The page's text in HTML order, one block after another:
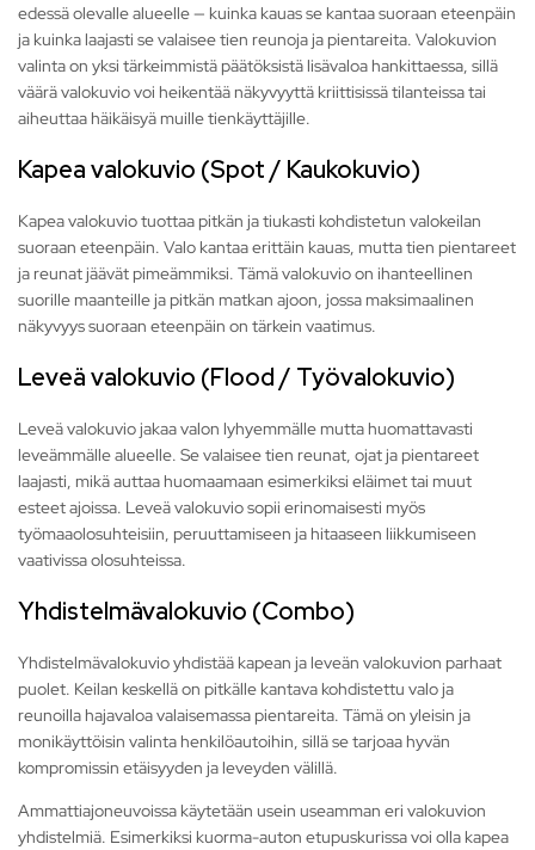
edessä olevalle alueelle — kuinka kauas se kantaa suoraan eteenpäin
ja kuinka laajasti se valaisee tien reunoja ja pientareita. Valokuvion
valinta on yksi tärkeimmistä päätöksistä lisävaloa hankittaessa, sillä
väärä valokuvio voi heikentää näkyvyyttä kriittisissä tilanteissa tai
aiheuttaa häikäisyä muille tienkäyttäjille.
Kapea valokuvio (Spot / Kaukokuvio)
Kapea valokuvio tuottaa pitkän ja tiukasti kohdistetun valokeilan
suoraan eteenpäin. Valo kantaa erittäin kauas, mutta tien pientareet
ja reunat jäävät pimeämmiksi. Tämä valokuvio on ihanteellinen
suorille maanteille ja pitkän matkan ajoon, jossa maksimaalinen
näkyvyys suoraan eteenpäin on tärkein vaatimus.
Leveä valokuvio (Flood / Työvalokuvio)
Leveä valokuvio jakaa valon lyhyemmälle mutta huomattavasti
leveämmälle alueelle. Se valaisee tien reunat, ojat ja pientareet
laajasti, mikä auttaa huomaamaan esimerkiksi eläimet tai muut
esteet ajoissa. Leveä valokuvio sopii erinomaisesti myös
työmaaolosuhteisiin, peruuttamiseen ja hitaaseen liikkumiseen
vaativissa olosuhteissa.
Yhdistelmävalokuvio (Combo)
Yhdistelmävalokuvio yhdistää kapean ja leveän valokuvion parhaat
puolet. Keilan keskellä on pitkälle kantava kohdistettu valo ja
reunoilla hajavaloa valaisemassa pientareita. Tämä on yleisin ja
monikäyttöisin valinta henkilöautoihin, sillä se tarjoaa hyvän
kompromissin etäisyyden ja leveyden välillä.
Ammattiajoneuvoissa käytetään usein useamman eri valokuvion
yhdistelmiä. Esimerkiksi kuorma-auton etupuskurissa voi olla kapea